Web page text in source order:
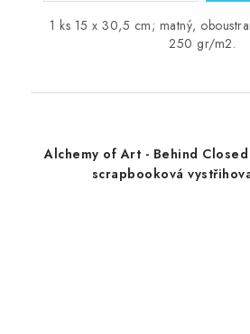
1 ks 15 x 30,5 cm; matný,
250 gr/m2.
Alchemy of Art - Behind
scrapbooková